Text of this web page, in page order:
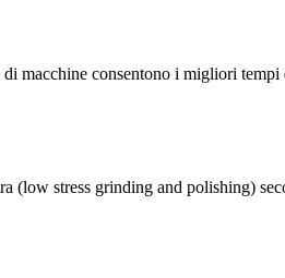
macchine consentono i migliori
(low stress grinding and polishing)